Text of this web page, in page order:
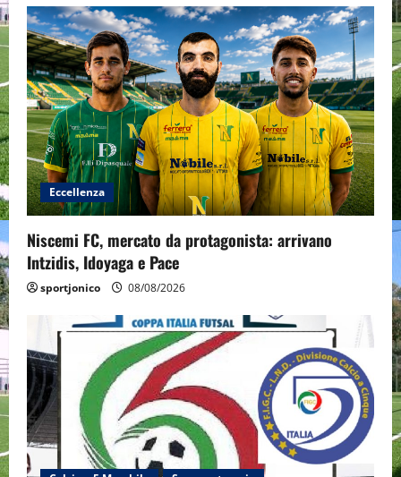
Eccellenza
Niscemi FC, mercato da protagonista: arrivano
Intzidis, Idoyaga e Pace
sportjonico 08/08/2026